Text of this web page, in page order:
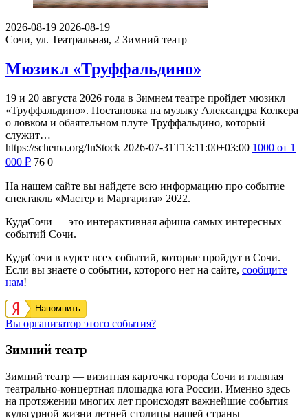
2026-08-19 2026-08-19
Сочи, ул. Театральная, 2 Зимний театр
Мюзикл «Труффальдино»
19 и 20 августа 2026 года в Зимнем театре пройдет мюзикл
«Труффальдино». Постановка на музыку Александра Колкера
о ловком и обаятельном плуте Труффальдино, который
служит…
https://schema.org/InStock 2026-07-31T13:11:00+03:00 1000 от 1
000 ₽ 76 0
На нашем сайте вы найдете всю информацию про событие
спектакль «Мастер и Маргарита» 2022.
КудаСочи — это интерактивная афиша самых интересных
событий Сочи.
КудаСочи в курсе всех событий, которые пройдут в Сочи.
Если вы знаете о событии, которого нет на сайте, сообщите
нам!
Напомнить
Вы организатор этого события?
Зимний театр
Зимний театр — визитная карточка города Сочи и главная
театрально-концертная площадка юга России. Именно здесь
на протяжении многих лет происходят важнейшие события
культурной жизни летней столицы нашей страны —